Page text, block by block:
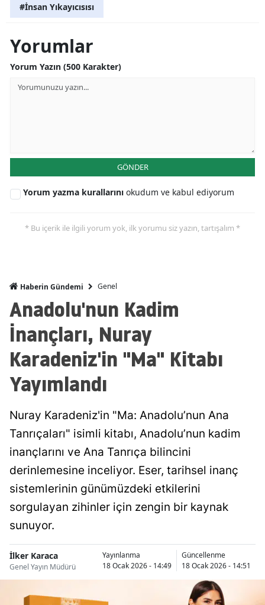
#İnsan Yıkayıcısısı
Yorumlar
Yorum Yazın (500 Karakter)
GÖNDER
Yorum yazma kurallarını okudum ve kabul ediyorum
* Bu içerik ile ilgili yorum yok, ilk yorumu siz yazın, tartışalım *
Haberin Gündemi Genel
Anadolu'nun Kadim
İnançları, Nuray
Karadeniz'in "Ma" Kitabı
Yayımlandı
Nuray Karadeniz'in "Ma: Anadolu’nun Ana
Tanrıçaları" isimli kitabı, Anadolu’nun kadim
inançlarını ve Ana Tanrıça bilincini
derinlemesine inceliyor. Eser, tarihsel inanç
sistemlerinin günümüzdeki etkilerini
sorgulayan zihinler için zengin bir kaynak
sunuyor.
İlker Karaca
Genel Yayın Müdürü
Yayınlanma
18 Ocak 2026 - 14:49
Güncellenme
18 Ocak 2026 - 14:51